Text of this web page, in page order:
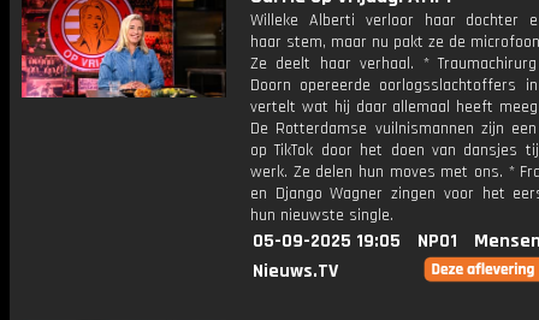
Willeke Alberti verloor haar dochter
haar stem, maar nu pakt ze de
Ze deelt haar verhaal. *
Doorn opereerde oorlogsslachtoffers
vertelt wat hij daar allemaal heeft
De Rotterdamse vuilnismannen zijn
op TikTok door het doen van dansjes
werk. Ze delen hun moves met ons. *
en Django Wagner zingen voor het
hun nieuwste single.
05-09-2025 19:05 NPO1
Nieuws.TV